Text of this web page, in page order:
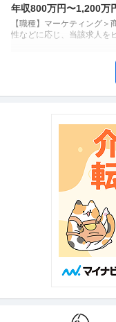
日祝休み／転勤なし／
年収800万円〜1,200万
【職種】マーケティング
性などに応じ、当該求人を
年収1000万円も可能×
マネジメント業務
上野グループホールディン
月給47万円〜62.5万円
【年収1000万円も可能×土
ント業務 【高収入！稼ぐな
法務・コンプライアン
ドローン・3Dレーザー
創業90年の強固なグル
休2日（土日祝）
ひかり司法書士法人
土日休み 高収入
年収800万円〜1,000万円
【職種】管理＞法務・コ
どに応じ、当該求人をビズ